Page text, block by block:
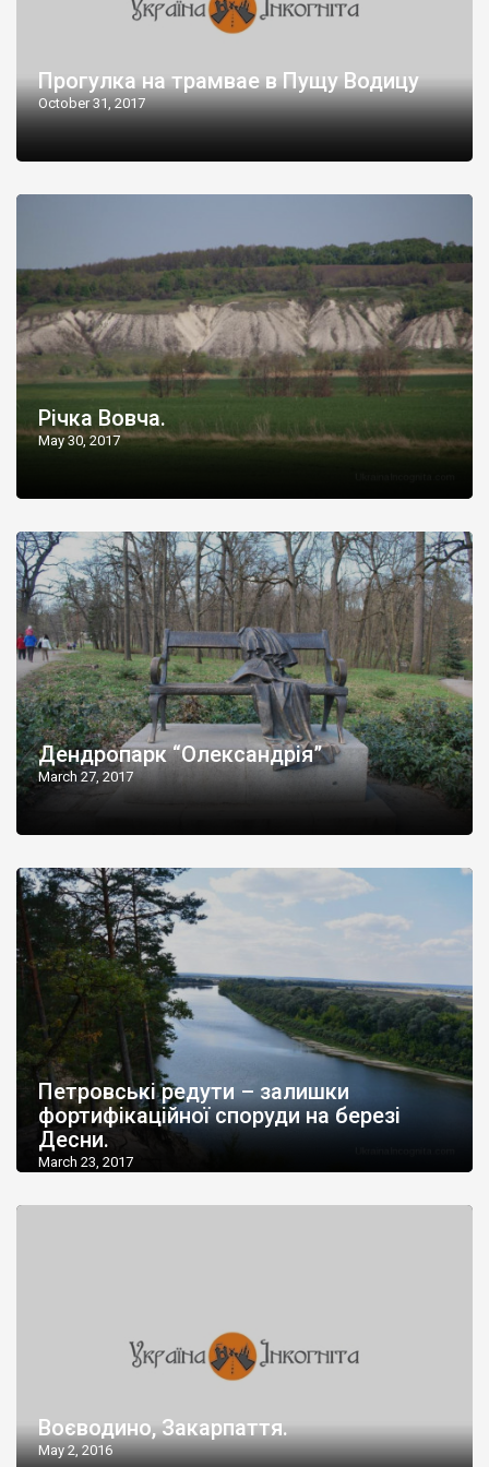
Прогулка на трамвае в Пущу Водицу
October 31, 2017
Річка Вовча.
May 30, 2017
Дендропарк “Олександрія”
March 27, 2017
Петровські редути – залишки
фортифікаційної споруди на березі
Десни.
March 23, 2017
Воєводино, Закарпаття.
May 2, 2016